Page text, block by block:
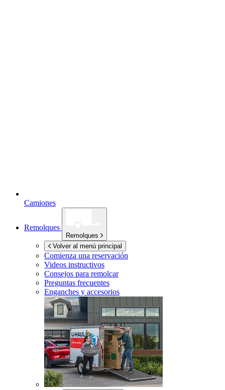
Camiones
Remolques
Remolques
Volver al menú principal
Comienza una reservación
Videos instructivos
Consejos para remolcar
Preguntas frecuentes
Enganches y accesorios